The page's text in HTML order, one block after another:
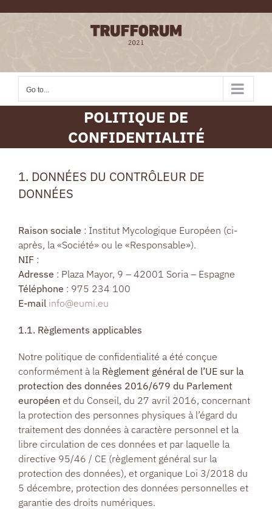
Go to...
POLITIQUE DE
CONFIDENTIALITÉ
1. DONNÉES DU CONTRÔLEUR DE
DONNÉES
Raison sociale : Institut Mycologique Européen (ci-
après, la «Société» ou le «Responsable»).
NIF:
Adresse : Plaza Mayor, 9 – 42001 Soria – Espagne
Téléphone : 975 234 100
E-mail info@eumi.eu
1.1. Règlements applicables
Notre politique de confidentialité a été conçue
conformément à la Règlement général de l’UE sur la
protection des données 2016/679 du Parlement
européen et du Conseil, du 27 avril 2016, concernant
la protection des personnes physiques à l’égard du
traitement des données à caractère personnel et la
libre circulation de ces données et par laquelle la
directive 95/46 / CE (règlement général sur la
protection des données), et organique Loi 3/2018 du
5 décembre, protection des données personnelles et
garantie des droits numériques.